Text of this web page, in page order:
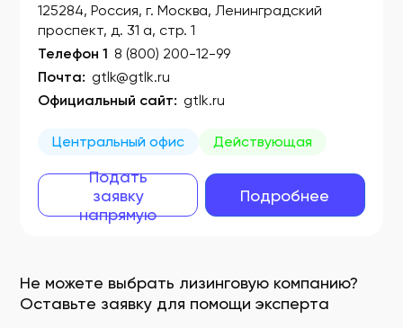
Не можете выбрать лизинговую компанию?
Оставьте заявку для помощи эксперта
125284, Россия, г. Москва, Ленинградский
проспект, д. 31 а, стр. 1
Телефон 1 8 (800) 200-12-99
Почта: gtlk@gtlk.ru
Официальный сайт: gtlk.ru
Центральный офис Действующая
Подать
заявку
напрямую
Подробнее